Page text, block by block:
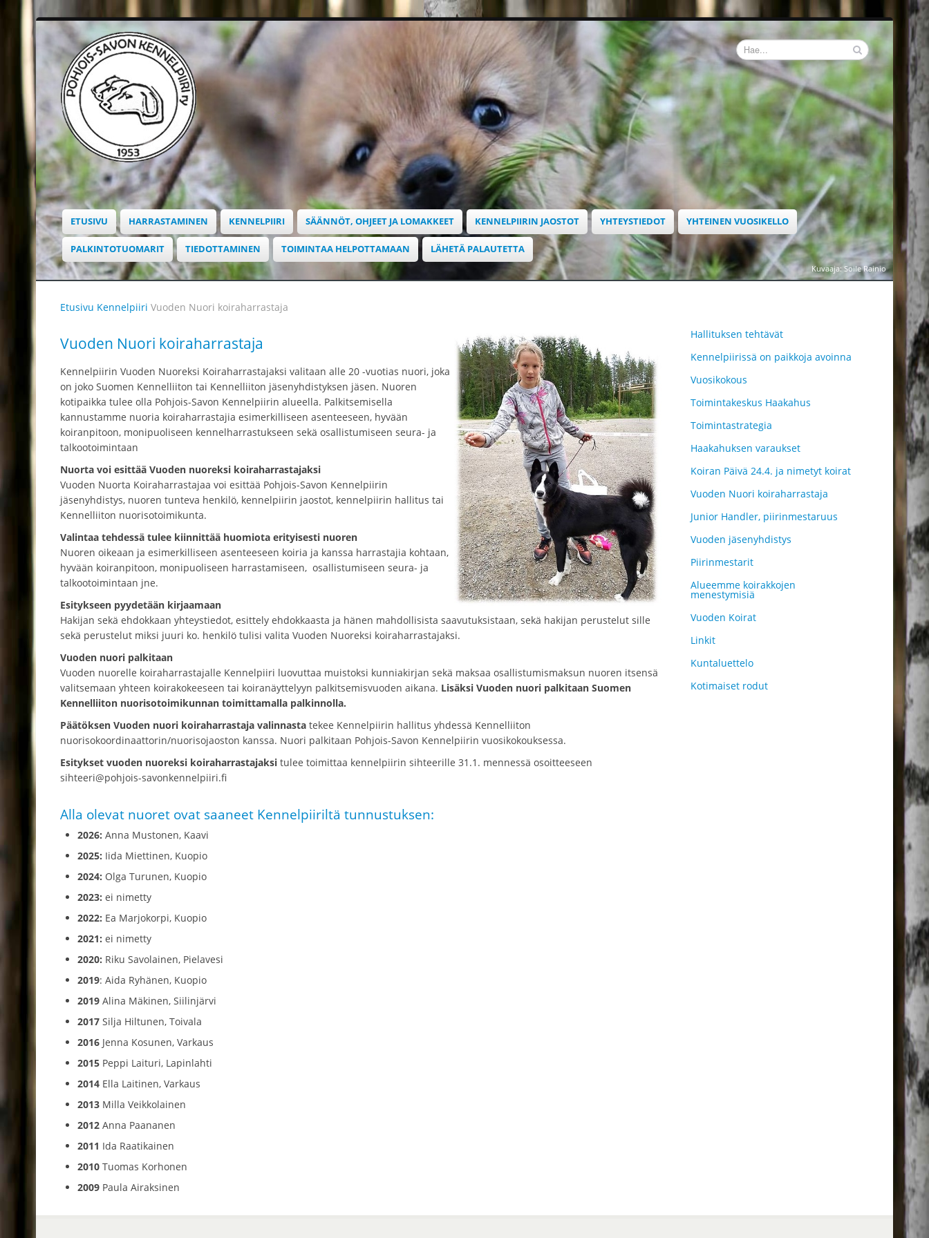
Kuvaaja: Soile Rainio
ETUSIVU HARRASTAMINEN KENNELPIIRI SÄÄNNÖT, OHJEET JA LOMAKKEET KENNELPIIRIN JAOSTOT YHTEYSTIEDOT YHTEINEN VUOSIKELLO
PALKINTOTUOMARIT TIEDOTTAMINEN TOIMINTAA HELPOTTAMAAN LÄHETÄ PALAUTETTA
Etusivu Kennelpiiri Vuoden Nuori koiraharrastaja
Vuoden Nuori koiraharrastaja
Kennelpiirin Vuoden Nuoreksi Koiraharrastajaksi valitaan alle 20 -vuotias nuori, joka
on joko Suomen Kennelliiton tai Kennelliiton jäsenyhdistyksen jäsen. Nuoren
kotipaikka tulee olla Pohjois-Savon Kennelpiirin alueella. Palkitsemisella
kannustamme nuoria koiraharrastajia esimerkilliseen asenteeseen, hyvään
koiranpitoon, monipuoliseen kennelharrastukseen sekä osallistumiseen seura- ja
talkootoimintaan
Nuorta voi esittää Vuoden nuoreksi koiraharrastajaksi
Vuoden Nuorta Koiraharrastajaa voi esittää Pohjois-Savon Kennelpiirin
jäsenyhdistys, nuoren tunteva henkilö, kennelpiirin jaostot, kennelpiirin hallitus tai
Kennelliiton nuorisotoimikunta.
Valintaa tehdessä tulee kiinnittää huomiota erityisesti nuoren
Nuoren oikeaan ja esimerkilliseen asenteeseen koiria ja kanssa harrastajia kohtaan,
hyvään koiranpitoon, monipuoliseen harrastamiseen, osallistumiseen seura- ja
talkootoimintaan jne.
Esitykseen pyydetään kirjaamaan
Hakijan sekä ehdokkaan yhteystiedot, esittely ehdokkaasta ja hänen mahdollisista saavutuksistaan, sekä hakijan perustelut sille
sekä perustelut miksi juuri ko. henkilö tulisi valita Vuoden Nuoreksi koiraharrastajaksi.
Vuoden nuori palkitaan
Vuoden nuorelle koiraharrastajalle Kennelpiiri luovuttaa muistoksi kunniakirjan sekä maksaa osallistumismaksun nuoren itsensä
valitsemaan yhteen koirakokeeseen tai koiranäyttelyyn palkitsemisvuoden aikana. Lisäksi Vuoden nuori palkitaan Suomen
Kennelliiton nuorisotoimikunnan toimittamalla palkinnolla.
Päätöksen Vuoden nuori koiraharrastaja valinnasta tekee Kennelpiirin hallitus yhdessä Kennelliiton
nuorisokoordinaattorin/nuorisojaoston kanssa. Nuori palkitaan Pohjois-Savon Kennelpiirin vuosikokouksessa.
Esitykset vuoden nuoreksi koiraharrastajaksi tulee toimittaa kennelpiirin sihteerille 31.1. mennessä osoitteeseen
sihteeri@pohjois-savonkennelpiiri.fi
Alla olevat nuoret ovat saaneet Kennelpiiriltä tunnustuksen:
2026: Anna Mustonen, Kaavi
2025: Iida Miettinen, Kuopio
2024: Olga Turunen, Kuopio
2023: ei nimetty
2022: Ea Marjokorpi, Kuopio
2021: ei nimetty
2020: Riku Savolainen, Pielavesi
2019: Aida Ryhänen, Kuopio
2019 Alina Mäkinen, Siilinjärvi
2017 Silja Hiltunen, Toivala
2016 Jenna Kosunen, Varkaus
2015 Peppi Laituri, Lapinlahti
2014 Ella Laitinen, Varkaus
2013 Milla Veikkolainen
2012 Anna Paananen
2011 Ida Raatikainen
2010 Tuomas Korhonen
2009 Paula Airaksinen
Hallituksen tehtävät
Kennelpiirissä on paikkoja avoinna
Vuosikokous
Toimintakeskus Haakahus
Toimintastrategia
Haakahuksen varaukset
Koiran Päivä 24.4. ja nimetyt koirat
Vuoden Nuori koiraharrastaja
Junior Handler, piirinmestaruus
Vuoden jäsenyhdistys
Piirinmestarit
Alueemme koirakkojen
menestymisiä
Vuoden Koirat
Linkit
Kuntaluettelo
Kotimaiset rodut